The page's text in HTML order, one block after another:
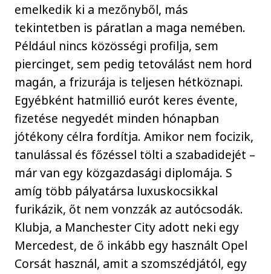
emelkedik ki a mezőnyből, más
tekintetben is páratlan a maga nemében.
Például nincs közösségi profilja, sem
piercinget, sem pedig tetoválást nem hord
magán, a frizurája is teljesen hétköznapi.
Egyébként hatmillió eurót keres évente,
fizetése negyedét minden hónapban
jótékony célra fordítja. Amikor nem focizik,
tanulással és főzéssel tölti a szabadidejét –
már van egy közgazdasági diplomája. S
amíg több pályatársa luxuskocsikkal
furikázik, őt nem vonzzák az autócsodák.
Klubja, a Manchester City adott neki egy
Mercedest, de ő inkább egy használt Opel
Corsát használ, amit a szomszédjától, egy